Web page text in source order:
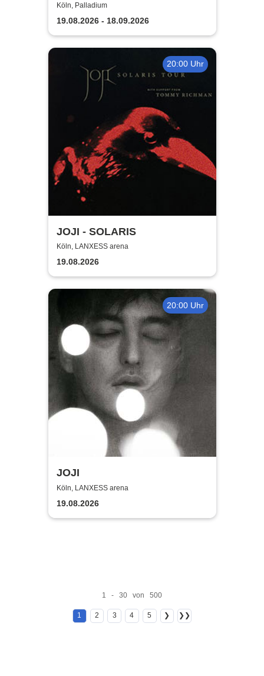
Köln, Palladium
19.08.2026 - 18.09.2026
20:00 Uhr
JOJI - SOLARIS
Köln, LANXESS arena
19.08.2026
20:00 Uhr
JOJI
Köln, LANXESS arena
19.08.2026
1 - 30 von 500
1 2 3 4 5 ❯ ❯❯